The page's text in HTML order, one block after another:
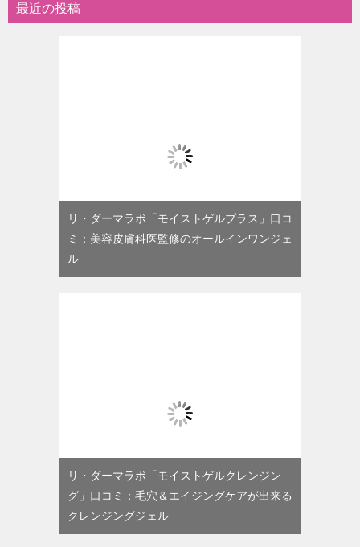
最近の投稿
リ・ダーマラボ「モイストゲルプラス」口コ
ミ：美容皮膚科医監修のオールインワンジェ
ル
リ・ダーマラボ「モイストゲルクレンジン
グ」口コミ：毛穴＆エイジングケアが出来る
クレンジングジェル